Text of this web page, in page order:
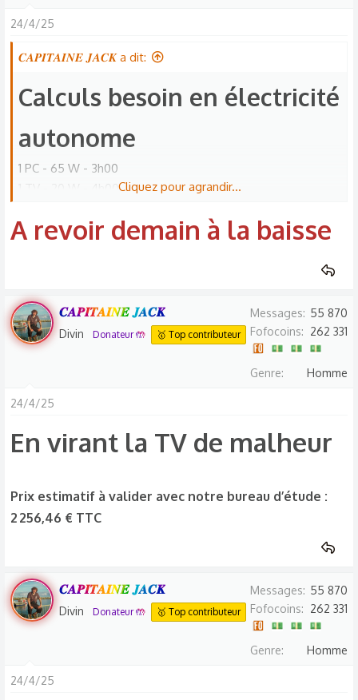
24/4/25
𝑪𝑨𝑷𝑰𝑻𝑨𝑰𝑵𝑬 𝑱𝑨𝑪𝑲 a dit:
Calculs besoin en électricité
autonome​
1 PC - 65 W - 3h00
1 TV - 20 W - 4h00
1 App Photo - 20 W - 1h00
Glacière en option ----> Donc n'entre pas dans le calcul !
Devis véhicule solaire personnalisé | MyShop Solaire
avec MyShop Solaire. Découvrez nos solutions
www.myshop-solaire.com
Consommation 815 W / J​
Voir la pièce jointe 39393
Kit solaire véhicule Victron / Uniteck Premium
300W (panneau petite dimension)​
714,79 € TTC
kit solaire camping car 300w premium full black
Ce kit solaire autonome de 300W-12V vous
Cliquez pour agrandir...
A revoir demain à la baisse
𝑪𝑨𝑷𝑰𝑻𝑨𝑰𝑵𝑬 𝑱𝑨𝑪𝑲
Divin Donateur 🤲 🥇 Top contributeur
Messages
55 870
Fofocoins
262 331
Genre Homme
24/4/25
En virant la TV de malheur​
Prix estimatif à valider avec notre bureau d’étude :
2 256,46 € TTC
𝑪𝑨𝑷𝑰𝑻𝑨𝑰𝑵𝑬 𝑱𝑨𝑪𝑲
Divin Donateur 🤲 🥇 Top contributeur
Messages
55 870
Fofocoins
262 331
Genre Homme
24/4/25